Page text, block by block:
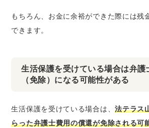
もちろん、お金に余裕ができた際には残
できます。
生活保護を受けている場合は弁護
（免除）になる可能性がある
生活保護を受けている場合は、法テラス
らった弁護士費用の償還が免除される可